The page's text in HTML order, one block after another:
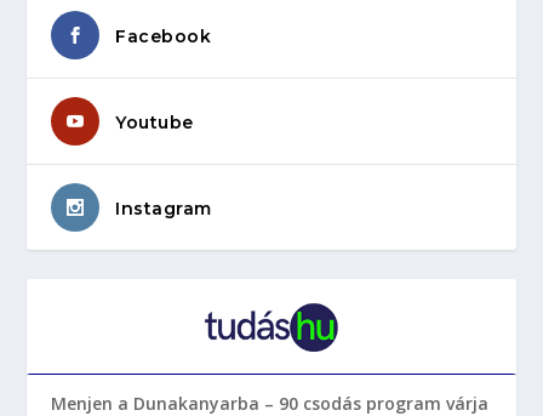
Facebook
Youtube
Instagram
Menjen a Dunakanyarba – 90 csodás program várja